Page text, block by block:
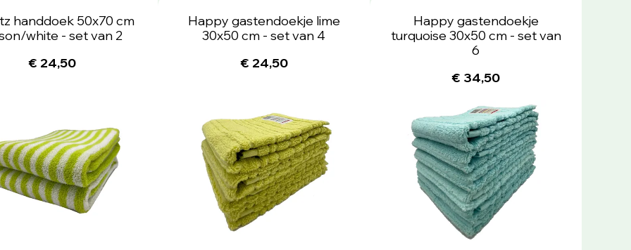
handdoek 50x70 cm
white - set van 2
€ 24,50
Happy gastendoekje lime
30x50 cm - set van 4
€ 24,50
Happy gastendoekje
turquoise 30x50 cm - set van
6
€ 34,50